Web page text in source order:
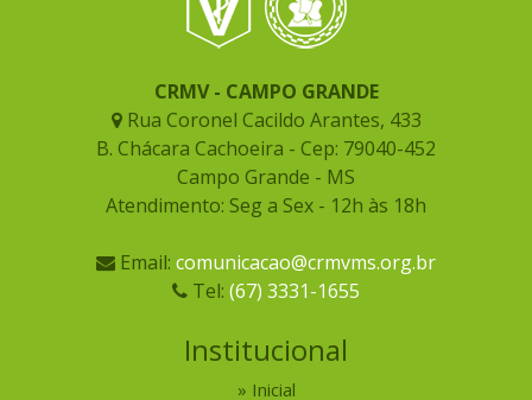
CRMV - CAMPO GRANDE
Rua Coronel Cacildo Arantes, 433
B. Chácara Cachoeira - Cep: 79040-452
Campo Grande - MS
Atendimento: Seg a Sex - 12h às 18h
Email: comunicacao@crmvms.org.br
Tel: (67) 3331-1655
Institucional
Inicial